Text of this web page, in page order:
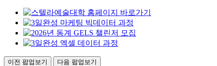
이전 팝업보기
다음 팝업보기